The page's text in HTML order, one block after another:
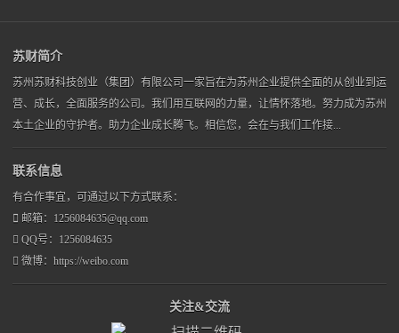
苏财简介
苏州苏财科技创业（集团）有限公司一家旨在为苏州企业提供全面的从创业到运
营、成长，全面服务的公司。我们用互联网的力量，让情怀落地。努力成为苏州
本土企业的守护者。助力企业成长腾飞。相信您，会在与我们工作接...
联系信息
有合作事宜，可通过以下方式联系：
邮箱：1256084635@qq.com
QQ号：1256084635
微博：https://weibo.com
关注&交流